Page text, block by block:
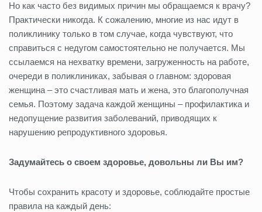
Но как часто без видимых причин мы обращаемся к врачу?
Практически никогда. К сожалению, многие из нас идут в
поликлинику только в том случае, когда чувствуют, что
справиться с недугом самостоятельно не получается. Мы
ссылаемся на нехватку времени, загруженность на работе,
очереди в поликлиниках, забывая о главном: здоровая
женщина ‒ это счастливая мать и жена, это благополучная
семья. Поэтому задача каждой женщины ‒ профилактика и
недопущение развития заболеваний, приводящих к
нарушению репродуктивного здоровья.
Задумайтесь о своем здоровье, довольны ли Вы им?
Чтобы сохранить красоту и здоровье, соблюдайте простые
правила на каждый день: